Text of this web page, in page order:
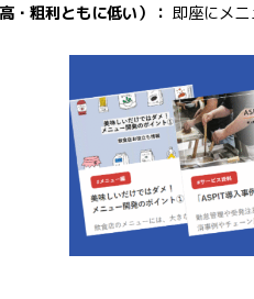
・粗利ともに低い）： 即座にメニ